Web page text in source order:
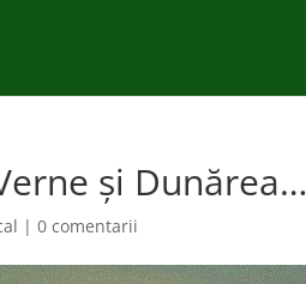
şi Dunărea…
|0 comentarii